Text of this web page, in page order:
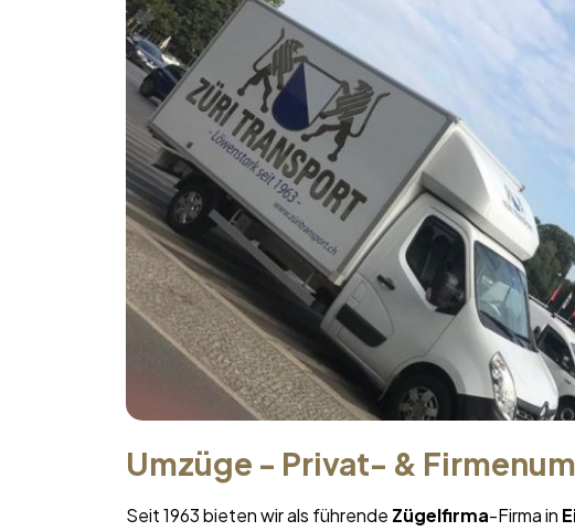
Umzüge - Privat- &
Seit 1963 bieten wir als führende Zügelfirma-Firma in